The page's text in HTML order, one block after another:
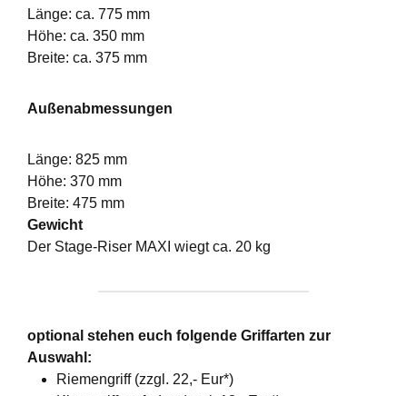
Länge: ca. 775 mm
Höhe: ca. 350 mm
Breite: ca. 375 mm
Außenabmessungen
Länge: 825 mm
Höhe: 370 mm
Breite: 475 mm
Gewicht
Der Stage-Riser MAXI wiegt ca. 20 kg
optional stehen euch folgende Griffarten zur
Auswahl:
Riemengriff (zzgl. 22,- Eur*)